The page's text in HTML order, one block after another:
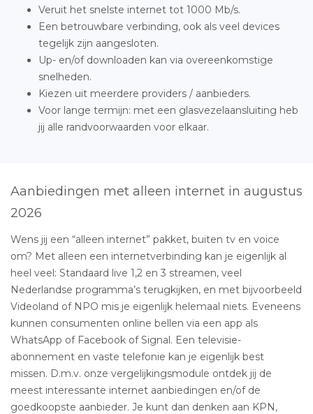
Veruit het snelste internet tot 1000 Mb/s.
Een betrouwbare verbinding, ook als veel devices
tegelijk zijn aangesloten.
Up- en/of downloaden kan via overeenkomstige
snelheden.
Kiezen uit meerdere providers / aanbieders.
Voor lange termijn: met een glasvezelaansluiting heb
jij alle randvoorwaarden voor elkaar.
Aanbiedingen met alleen internet in augustus
2026
Wens jij een “alleen internet” pakket, buiten tv en voice
om? Met alleen een internetverbinding kan je eigenlijk al
heel veel: Standaard live 1,2 en 3 streamen, veel
Nederlandse programma’s terugkijken, en met bijvoorbeeld
Videoland of NPO mis je eigenlijk helemaal niets. Eveneens
kunnen consumenten online bellen via een app als
WhatsApp of Facebook of Signal. Een televisie-
abonnement en vaste telefonie kan je eigenlijk best
missen. D.m.v. onze vergelijkingsmodule ontdek jij de
meest interessante internet aanbiedingen en/of de
goedkoopste aanbieder. Je kunt dan denken aan KPN,